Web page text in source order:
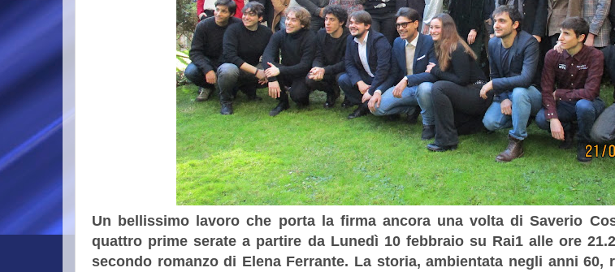
Un bellissimo lavoro che porta la firma ancora una volta di Saverio
quattro prime serate a partire da Lunedì 10 febbraio su Rai1 alle ore
secondo romanzo di Elena Ferrante. La storia, ambientata negli anni 60,